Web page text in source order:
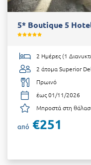
5* Boutique 5
2 Ημέρες (1
2 άτομαSuperior
Πρωινό
έως 01/11/2026
Μπροστά στη
από €251